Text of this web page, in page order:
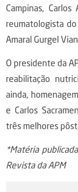
Campinas,
reumatologista
Amaral Gurgel
O presidente da
reabilitação
ainda,
e Carlos
três melhores
*Matéria
Revista da APM